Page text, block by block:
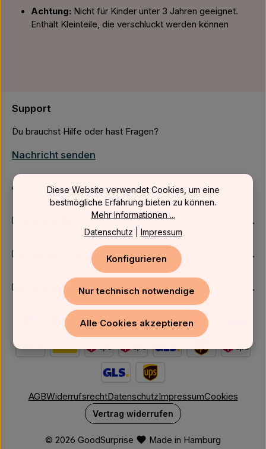
Achtung: Nicht für Kinder unter 3 Jahren geeignet.
Enthält Kleinteile, die verschluckt werden können
Support
Du brauchst Hilfe oder hast Fragen?
Nachricht senden
oder über unserKontaktformular.
Firmenkunden
Kundenservice
Newsletter
© 2026 GoodSurprise Made in Hamburg
AGBWiderrufsrechtDatenschutzImpressumCookies
Vertrag widerrufen
Diese Website verwendet Cookies, um eine
bestmögliche Erfahrung bieten zu können.
Mehr Informationen ...
Datenschutz
Impressum
Nur technisch notwendige
Konfigurieren
Alle Cookies akzeptieren